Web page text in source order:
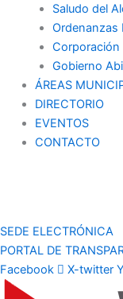
Saludo del
Ordenanzas
Corporación
Gobierno
ÁREAS
DIRECTORIO
EVENTOS
CONTACTO
SEDE ELECTRÓNICA
PORTAL DE
Facebook
X-twitter